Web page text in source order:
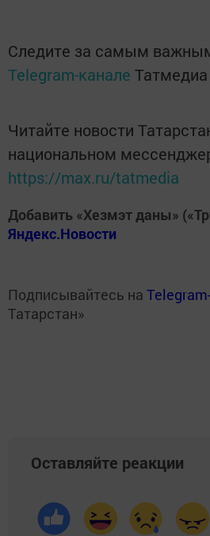
Следите за самым
Telegram-канале Татмедиа
Читайте новости
национальном
https://max.ru/tatmedia
Добавить «Хезмэт даны»
Яндекс.Новости
Подписывайтесь на
Татарстан»
Оставляйте реакции